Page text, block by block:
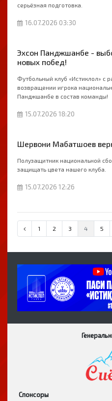
серьёзная подготовка.
16.07.2026 03:30
Эхсон Панджшанбе -
новых побед!
Футбольный клуб «Истиклол» с
возвращении игрока
Панджшанбе в состав команды!
15.07.2026 18:20
Шервони Мабатшоев
Полузащитник национальной
защищать цвета нашего клуба.
15.07.2026 12:26
1 2 3 4 5
Спонсоры